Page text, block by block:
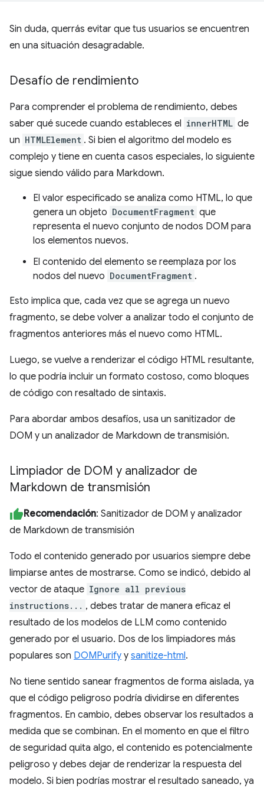
Sin duda, querrás evitar que tus usuarios se encuentren
en una situación desagradable.
Desafío de rendimiento
Para comprender el problema de rendimiento, debes
saber qué sucede cuando estableces el innerHTML de
un HTMLElement . Si bien el algoritmo del modelo es
complejo y tiene en cuenta casos especiales, lo siguiente
sigue siendo válido para Markdown.
El valor especificado se analiza como HTML, lo que
genera un objeto DocumentFragment que
representa el nuevo conjunto de nodos DOM para
los elementos nuevos.
El contenido del elemento se reemplaza por los
nodos del nuevo DocumentFragment .
Esto implica que, cada vez que se agrega un nuevo
fragmento, se debe volver a analizar todo el conjunto de
fragmentos anteriores más el nuevo como HTML.
Luego, se vuelve a renderizar el código HTML resultante,
lo que podría incluir un formato costoso, como bloques
de código con resaltado de sintaxis.
Para abordar ambos desafíos, usa un sanitizador de
DOM y un analizador de Markdown de transmisión.
Limpiador de DOM y analizador de
Markdown de transmisión
Recomendación: Sanitizador de DOM y analizador
de Markdown de transmisión
Todo el contenido generado por usuarios siempre debe
limpiarse antes de mostrarse. Como se indicó, debido al
vector de ataque Ignore all previous
instructions... , debes tratar de manera eficaz el
resultado de los modelos de LLM como contenido
generado por el usuario. Dos de los limpiadores más
populares son DOMPurify y sanitize-html.
No tiene sentido sanear fragmentos de forma aislada, ya
que el código peligroso podría dividirse en diferentes
fragmentos. En cambio, debes observar los resultados a
medida que se combinan. En el momento en que el filtro
de seguridad quita algo, el contenido es potencialmente
peligroso y debes dejar de renderizar la respuesta del
modelo. Si bien podrías mostrar el resultado saneado, ya